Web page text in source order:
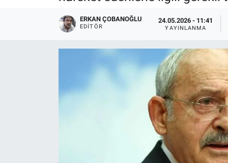
ERKAN ÇOBANOĞLU
EDITÖR
24.05.2026 - 11:41
YAYINLANMA
Haber Arşivi